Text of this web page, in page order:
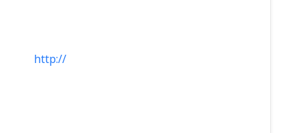
http://